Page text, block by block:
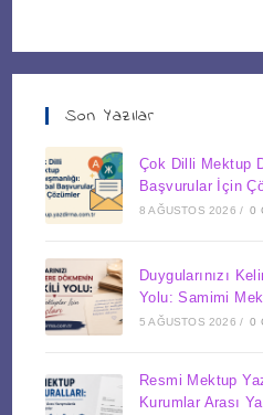
Son Yazılar
Çok Dilli Mektup
Başvurular İçin
8 AĞUSTOS 2026 / 0
Duygularınızı
Yolu: Samimi
5 AĞUSTOS 2026 / 0
Resmi Mektup
Kurumlar Arası